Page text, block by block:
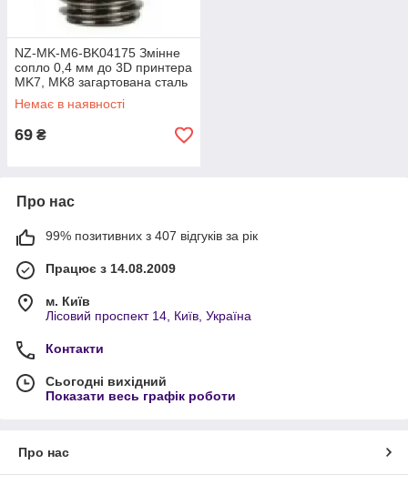
NZ-MK-M6-BK04175 Змінне
сопло 0,4 мм до 3D принтера
MK7, MK8 загартована сталь
Немає в наявності
69 ₴
Про нас
99% позитивних з 407 відгуків за рік
Працює з 14.08.2009
м. Київ
Лісовий проспект 14, Київ, Україна
Контакти
Сьогодні вихідний
Показати весь графік роботи
Про нас